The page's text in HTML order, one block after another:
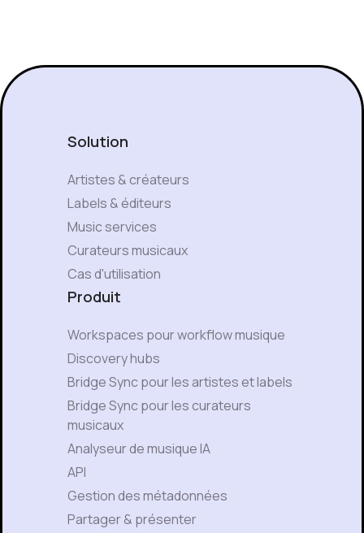
Solution
Artistes & créateurs
Labels & éditeurs
Music services
Curateurs musicaux
Cas d'utilisation
Produit
Workspaces pour workflow musique
Discovery hubs
Bridge Sync pour les artistes et labels
Bridge Sync pour les curateurs
musicaux
Analyseur de musique IA
API
Gestion des métadonnées
Partager & présenter